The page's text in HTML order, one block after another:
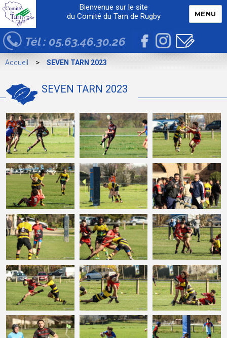
Bienvenue sur le site
du Comité du Tarn de Rugby
Tél : 05.63.46.30.26
MENU
Accueil > SEVEN TARN 2023
SEVEN TARN 2023